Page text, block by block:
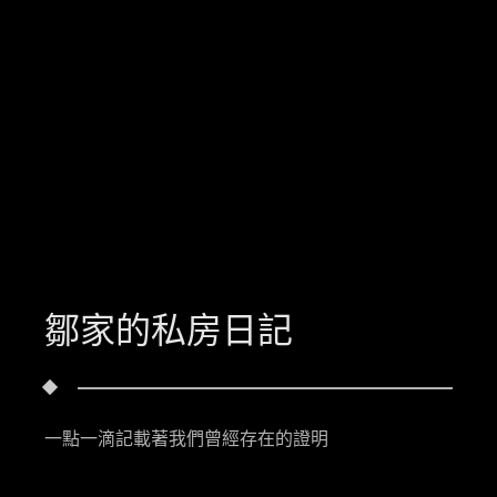
鄒家的私房日記
一點一滴記載著我們曾經存在的證明